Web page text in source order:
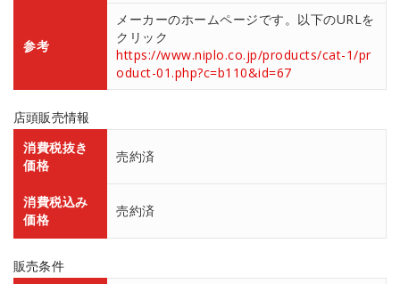
参考
メーカーのホームページです。以下のURLを
クリック
https://www.niplo.co.jp/products/cat-1/pr
oduct-01.php?c=b110&id=67
店頭販売情報
消費税抜き
価格
売約済
消費税込み
価格
売約済
販売条件